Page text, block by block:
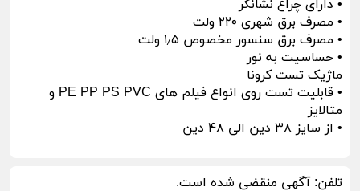
• دارای چراغ نشانگر
• مصرف برق شهری ۲۲۰ ولت
• مصرف برق سنسور مخصوص ۱٫۵ ولت
• حساسیت به نور
ماژیک تست کرونا
• قابلیت تست روی انواع فیلم های PE PP PS PVC و
متالایز
• از سایز ۳۸ دین الی ۴۸ دین
تلفن:آگهی منقضی شده است.